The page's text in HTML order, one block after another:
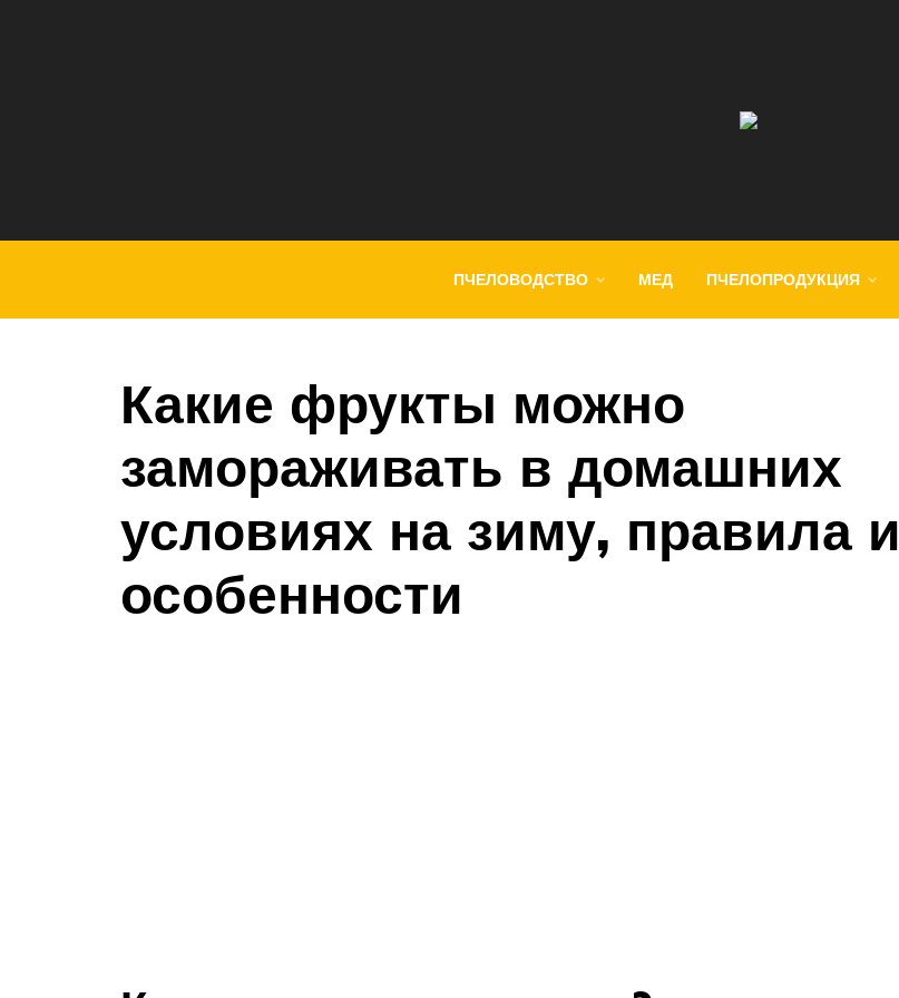
ПЧЕЛОВОДСТВО МЕД ПЧЕЛОПРОДУКЦИЯ
Какие фрукты можно
замораживать в домашних
условиях на зиму, правила и
особенности